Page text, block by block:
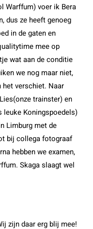
Warffum) voer ik Bera
dus ze heeft genoeg
in de gaten en
mee op
wat aan de conditie
we nog maar niet,
verschiet. Naar
trainster) en
Koningspoedels)
Limburg met de
bij collega fotograaf
hebben we examen,
Skaga slaagt wel
zijn daar erg blij mee!